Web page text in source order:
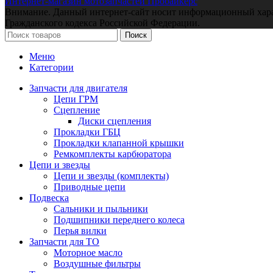
Внимание. Данный интернет-сайт носит информационный
Гражданского кодекса Российской Федерации.
Поиск
Меню
Категории
Запчасти для двигателя
Цепи ГРМ
Сцепление
Диски сцепления
Прокладки ГБЦ
Прокладки клапанной крышки
Ремкомплекты карбюратора
Цепи и звезды
Цепи и звезды (комплекты)
Приводные цепи
Подвеска
Сальники и пыльники
Подшипники переднего колеса
Перья вилки
Запчасти для ТО
Моторное масло
Воздушные фильтры